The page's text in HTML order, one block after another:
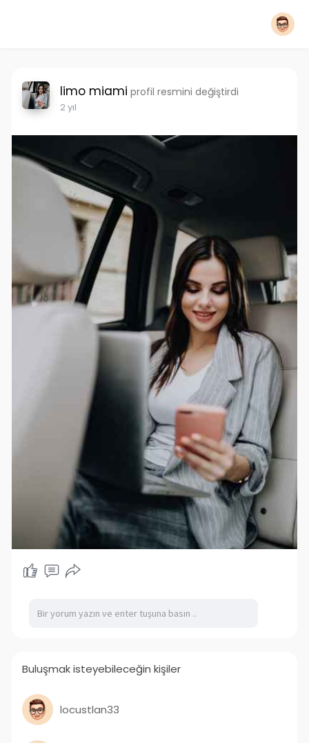
limo miami profil resmini değiştirdi
2 yıl
Buluşmak isteyebileceğin kişiler
locustlan33